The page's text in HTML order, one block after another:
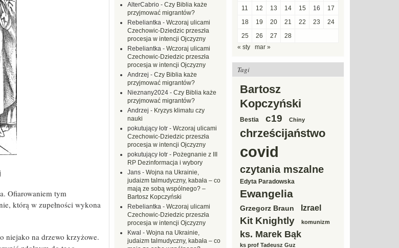
Ofiarowaniem tym
którą w zupełności wykona
niejako na drzewo krzyżowe.
11
12 13 14 15 16
17
18
19 20 21 22 23
24
25
26 27
28
« sty
mar »
Tagi
Bartosz
Kopczyński
Bestia c19 Chiny
chrześcijaństwo
covid
czytania mszalne
Edyta Paradowska
Ewangelia
Grzegorz Braun Izrael
Kit Knightly komunizm
ks. Marek Bąk
ks prof Tadeusz Guz
AlterCabrio - Czy Biblia każe
przyjmować migrantów?
Rebeliantka - Wczoraj ulicami
Czechowic-Dziedzic przeszła
procesja w intencji Ojczyzny
Rebeliantka - Wczoraj ulicami
Czechowic-Dziedzic przeszła
procesja w intencji Ojczyzny
Andrzej - Czy Biblia każe
przyjmować migrantów?
Nieznany2024 - Czy Biblia każe
przyjmować migrantów?
Andrzej - Kryzys klimatu czy
nauki
pokutujący łotr - Wczoraj ulicami
Czechowic-Dziedzic przeszła
procesja w intencji Ojczyzny
pokutujący łotr - Pożegnanie z III
RP Dezinformacja i wybory
Jans - Wojna na Ukrainie,
judaizm talmudyczny, kabała – co
mają ze sobą wspólnego? –
Bartosz Kopczyński
Rebeliantka - Wczoraj ulicami
Czechowic-Dziedzic przeszła
procesja w intencji Ojczyzny
Kwal - Wojna na Ukrainie,
judaizm talmudyczny, kabała – co